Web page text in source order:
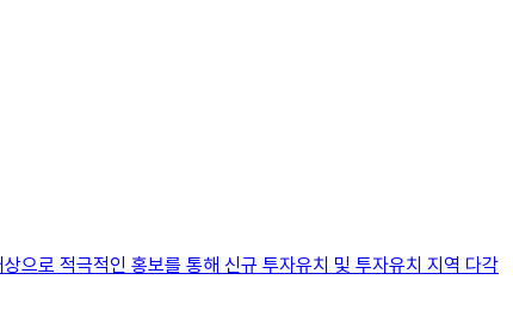
으로 적극적인 홍보를 통해 신규 투자유치 및 투자유치 지역 다각